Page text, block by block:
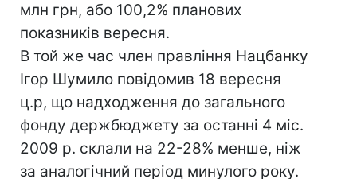
млн грн, або 100,2% планових
показників вересня.
В той же час член правління Нацбанку
Ігор Шумило повідомив 18 вересня
ц.р, що надходження до загального
фонду держбюджету за останні 4 міс.
2009 р. склали на 22-28% менше, ніж
за аналогічний період минулого року.